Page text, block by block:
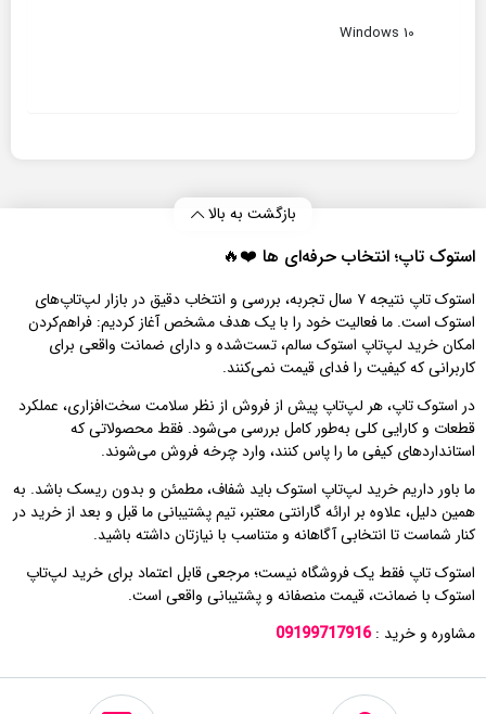
Windows 10
بازگشت به بالا
استوک تاپ؛ انتخاب حرفه‌ای‌ ها ❤️🔥
استوک تاپ نتیجه ۷ سال تجربه، بررسی و انتخاب دقیق در بازار لپ‌تاپ‌های
استوک است. ما فعالیت خود را با یک هدف مشخص آغاز کردیم: فراهم‌کردن
امکان خرید لپ‌تاپ استوک سالم، تست‌شده و دارای ضمانت واقعی برای
کاربرانی که کیفیت را فدای قیمت نمی‌کنند.
در استوک تاپ، هر لپ‌تاپ پیش از فروش از نظر سلامت سخت‌افزاری، عملکرد
قطعات و کارایی کلی به‌طور کامل بررسی می‌شود. فقط محصولاتی که
استانداردهای کیفی ما را پاس کنند، وارد چرخه فروش می‌شوند.
ما باور داریم خرید لپ‌تاپ استوک باید شفاف، مطمئن و بدون ریسک باشد. به
همین دلیل، علاوه بر ارائه گارانتی معتبر، تیم پشتیبانی ما قبل و بعد از خرید در
کنار شماست تا انتخابی آگاهانه و متناسب با نیازتان داشته باشید.
استوک تاپ فقط یک فروشگاه نیست؛ مرجعی قابل اعتماد برای خرید لپ‌تاپ
استوک با ضمانت، قیمت منصفانه و پشتیبانی واقعی است.
مشاوره و خرید :09199717916